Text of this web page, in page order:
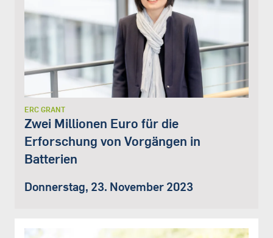
ERC GRANT
Zwei Millionen Euro für die
Erforschung von Vorgängen in
Batterien
Donnerstag, 23. November 2023